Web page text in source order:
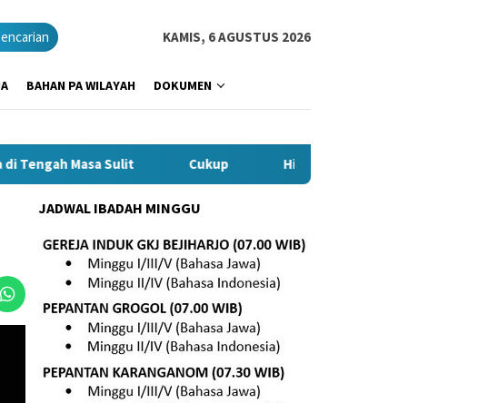
KAMIS, 6 AGUSTUS 2026
BAHAN PA WILAYAH DOKUMEN
Masa Sulit Cukup Hidup yang Berdampak
JADWAL IBADAH MINGGU